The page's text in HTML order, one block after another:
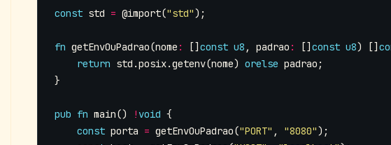
const std = @import("std");
fn getEnvOuPadrao(nome : [] const u8 , padrao : [] const u8) []
return std .posix.getenv(nome) orelse padrao ;
}
pub fn main() ! void {
const porta = getEnvOuPadrao("PORT" , "8080");